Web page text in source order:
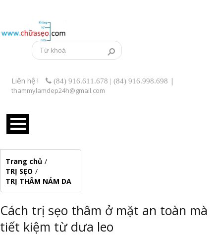
Liên hệ ! (84) 916.611.678 | (84) 916.998.698 |
thammylamdep24h@gmail.com
Trang chủ /
TRỊ SẸO /
TRỊ THÂM NÁM DA
Cách trị sẹo thâm ở mặt an toàn mà
tiết kiệm từ dưa leo